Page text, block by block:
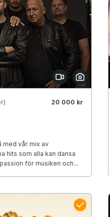
20 000 kr
med vår mix av
hits som alla kan dansa
för musiken och...